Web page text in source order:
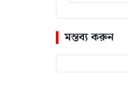
মন্তব্য করুন